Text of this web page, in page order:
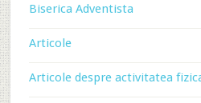
Biserica Adventista
Articole
Articole despre activitatea